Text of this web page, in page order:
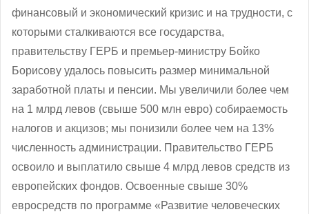
финансовый и экономический кризис и на трудности, с
которыми сталкиваются все государства,
правительству ГЕРБ и премьер-министру Бойко
Борисову удалось повысить размер минимальной
заработной платы и пенсии. Мы увеличили более чем
на 1 млрд левов (свыше 500 млн евро) собираемость
налогов и акцизов; мы понизили более чем на 13%
численность администрации. Правительство ГЕРБ
освоило и выплатило свыше 4 млрд левов средств из
европейских фондов. Освоенные свыше 30%
евросредств по программе «Развитие человеческих